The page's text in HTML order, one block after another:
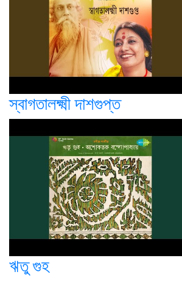
স্বাগতালক্ষ্মী দাশগুপ্ত
ঋতু গুহ